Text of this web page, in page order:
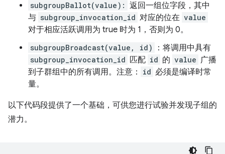
subgroupBallot(value): 返回一组位字段，其中
与 subgroup_invocation_id 对应的位在 value
对于相应活跃调用为 true 时为 1，否则为 0。
subgroupBroadcast(value, id) ：将调用中具有
subgroup_invocation_id 匹配 id 的 value 广播
到子群组中的所有调用。注意：
id 必须是编译时常
量。
以下代码段提供了一个基础，可供您进行试验并发现子组的
潜力。